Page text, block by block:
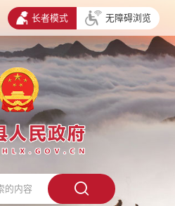
长者模式 无障碍浏览